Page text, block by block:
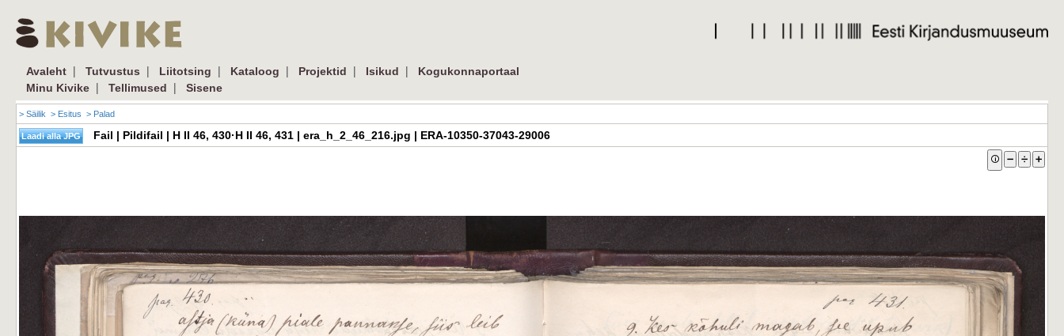
Avaleht | Tutvustus | Liitotsing | Kataloog | Projektid | Isikud |
Kogukonnaportaal
Minu Kivike | Tellimused | Sisene
> Säilik > Esitus > Palad
Fail | Pildifail | H II 46, 430·H II 46, 431 | era_h_2_46_216.jpg | ERA-10350-37043-29006